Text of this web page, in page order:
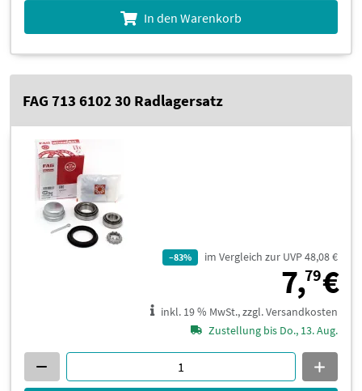
In den Warenkorb
FAG 713 6102 30 Radlagersatz
–83% im Vergleich zur UVP 48,08 €
7,79€
inkl. 19 % MwSt., zzgl. Versandkosten
Zustellung bis Do., 13. Aug.